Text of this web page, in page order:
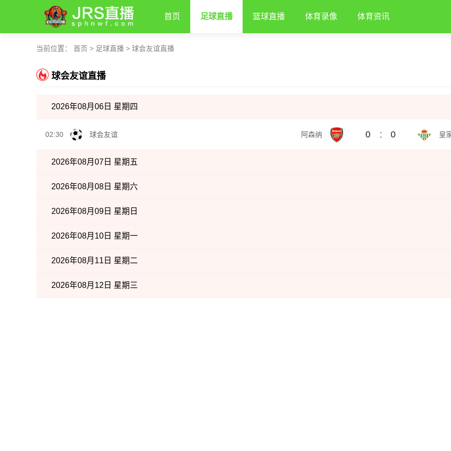
首页 足球直播 篮球直播 体育录像 体育资讯
当前位置： 首页 > 足球直播 > 球会友谊直播
球会友谊直播
2026年08月06日 星期四
02:30 球会友谊 阿森纳 0 : 0 皇
2026年08月07日 星期五
2026年08月08日 星期六
2026年08月09日 星期日
2026年08月10日 星期一
2026年08月11日 星期二
2026年08月12日 星期三